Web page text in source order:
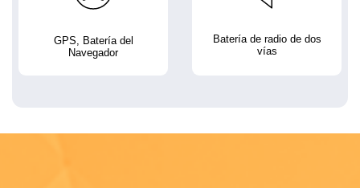
GPS, Batería del
Navegador
Batería de radio de dos
vías